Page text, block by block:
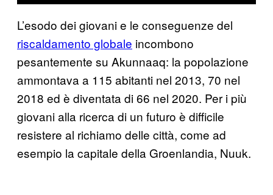
L’esodo dei giovani e le conseguenze del
riscaldamento globale incombono
pesantemente su Akunnaaq: la popolazione
ammontava a 115 abitanti nel 2013, 70 nel
2018 ed è diventata di 66 nel 2020. Per i più
giovani alla ricerca di un futuro è difficile
resistere al richiamo delle città, come ad
esempio la capitale della Groenlandia, Nuuk.